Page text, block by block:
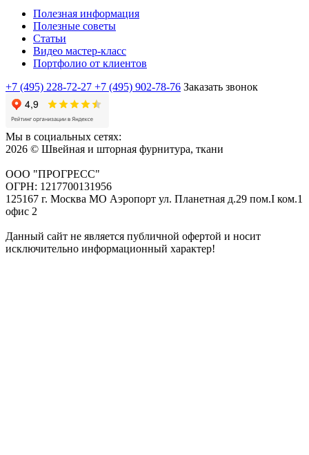
Полезная информация
Полезные советы
Статьи
Видео мастер-класс
Портфолио от клиентов
+7 (495) 228-72-27 +7 (495) 902-78-76 Заказать звонок
Мы в социальных сетях:
2026 © Швейная и шторная фурнитура, ткани
ООО "ПРОГРЕСС"
ОГРН: 1217700131956
125167 г. Москва МО Аэропорт ул. Планетная д.29 пом.I ком.1
офис 2
Данный сайт не является публичной офертой и носит
исключительно информационный характер!